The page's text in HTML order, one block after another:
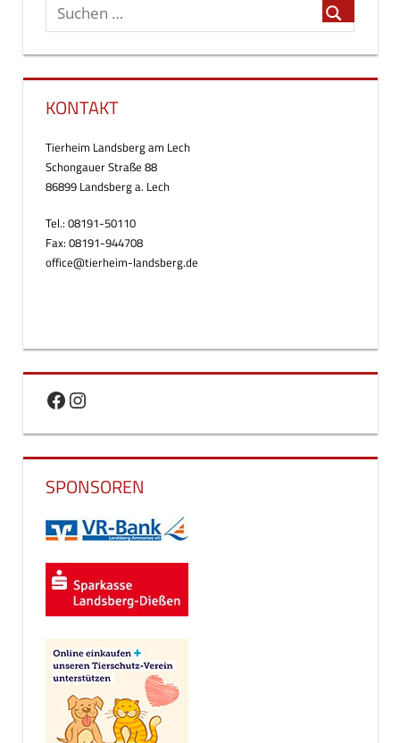
KONTAKT
Tierheim Landsberg am Lech
Schongauer Straße 88
86899 Landsberg a. Lech
Tel.: 08191-50110
Fax: 08191-944708
office@tierheim-landsberg.de
Facebook
Instagram
SPONSOREN